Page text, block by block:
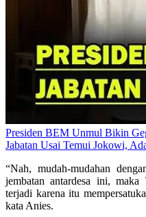
Presiden BEM Unmul Bikin
Jabatan Usai Temui Jokowi,
“Nah, mudah-mudahan
jembatan antardesa ini, maka
terjadi karena itu
kata Anies.